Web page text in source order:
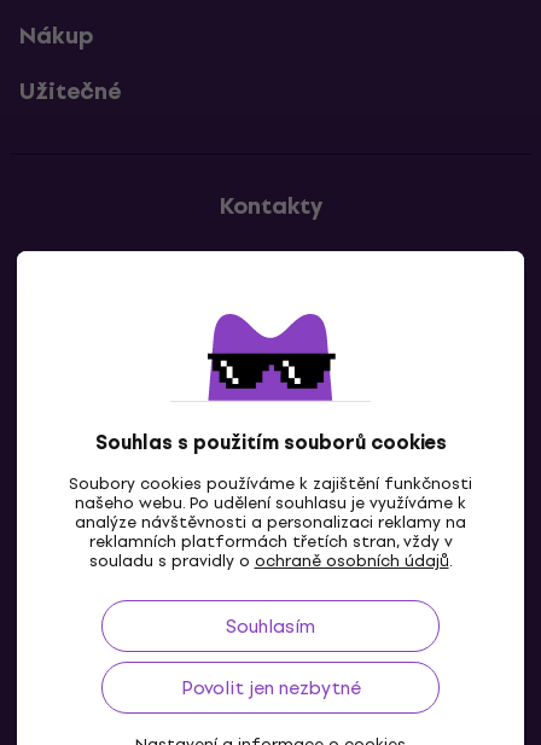
Souhlas s použitím souborů cookies
Soubory cookies používáme k zajištění funkčnosti
našeho webu. Po udělení souhlasu je využíváme k
analýze návštěvnosti a personalizaci reklamy na
reklamních platformách třetích stran, vždy v
souladu s pravidly o ochraně osobních údajů.
Souhlasím
Povolit jen nezbytné
Nákup
Užitečné
Kontakty
CZ